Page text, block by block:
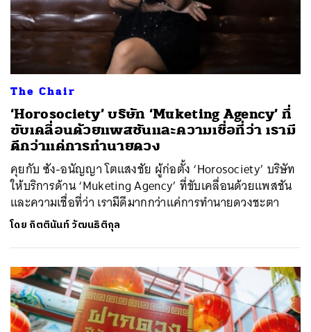
The Chair
‘Horosociety’ บริษัท ‘Muketing Agency’ ที่
ขับเคลื่อนด้วยแพสชันและความเชื่อที่ว่า เรามี
ดีกว่าแค่การทำนายดวง
คุยกับ ซัง-อนัญญา โตแสงชัย ผู้ก่อตั้ง ‘Horosociety’ บริษัท
ให้บริการด้าน ‘Muketing Agency’ ที่ขับเคลื่อนด้วยแพสชัน
และความเชื่อที่ว่า เรามีดีมากกว่าแค่การทำนายดวงชะตา
โดย กิตตินันท์ วัฒนธิติกุล